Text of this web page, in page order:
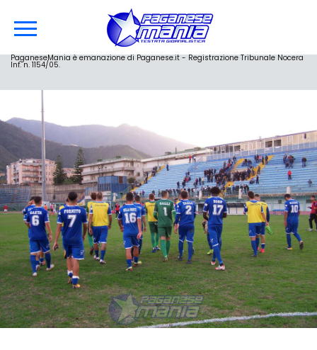
PaganeseMania è emanazione di Paganese.it - Registrazione Tribunale Nocera
Inf. n. 1154/05.